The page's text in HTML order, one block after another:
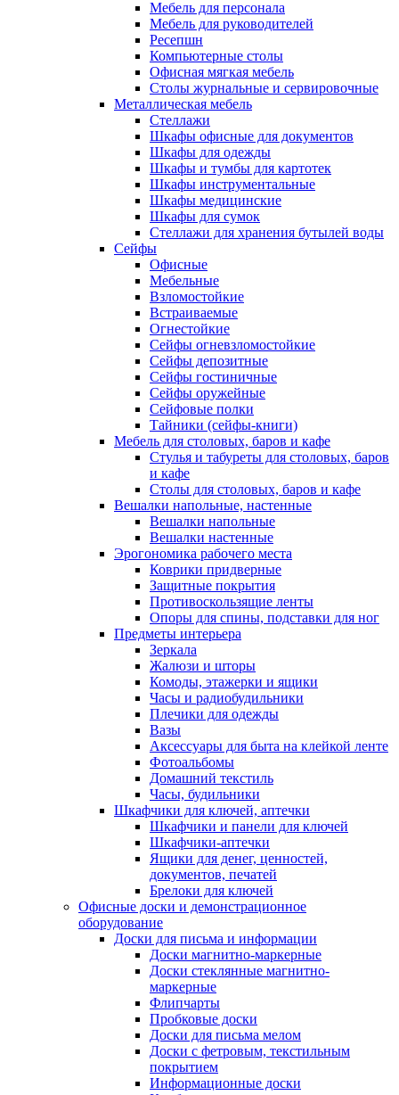
Мебель для персонала
Мебель для руководителей
Ресепшн
Компьютерные столы
Офисная мягкая мебель
Столы журнальные и сервировочные
Металлическая мебель
Стеллажи
Шкафы офисные для документов
Шкафы для одежды
Шкафы и тумбы для картотек
Шкафы инструментальные
Шкафы медицинские
Шкафы для сумок
Стеллажи для хранения бутылей воды
Сейфы
Офисные
Мебельные
Взломостойкие
Встраиваемые
Огнестойкие
Сейфы огневзломостойкие
Сейфы депозитные
Сейфы гостиничные
Сейфы оружейные
Сейфовые полки
Тайники (сейфы-книги)
Мебель для столовых, баров и кафе
Стулья и табуреты для столовых, баров
и кафе
Столы для столовых, баров и кафе
Вешалки напольные, настенные
Вешалки напольные
Вешалки настенные
Эрогономика рабочего места
Коврики придверные
Защитные покрытия
Противоскользящие ленты
Опоры для спины, подставки для ног
Предметы интерьера
Зеркала
Жалюзи и шторы
Комоды, этажерки и ящики
Часы и радиобудильники
Плечики для одежды
Вазы
Аксессуары для быта на клейкой ленте
Фотоальбомы
Домашний текстиль
Часы, будильники
Шкафчики для ключей, аптечки
Шкафчики и панели для ключей
Шкафчики-аптечки
Ящики для денег, ценностей,
документов, печатей
Брелоки для ключей
Офисные доски и демонстрационное
оборудование
Доски для письма и информации
Доски магнитно-маркерные
Доски стеклянные магнитно-
маркерные
Флипчарты
Пробковые доски
Доски для письма мелом
Доски с фетровым, текстильным
покрытием
Информационные доски